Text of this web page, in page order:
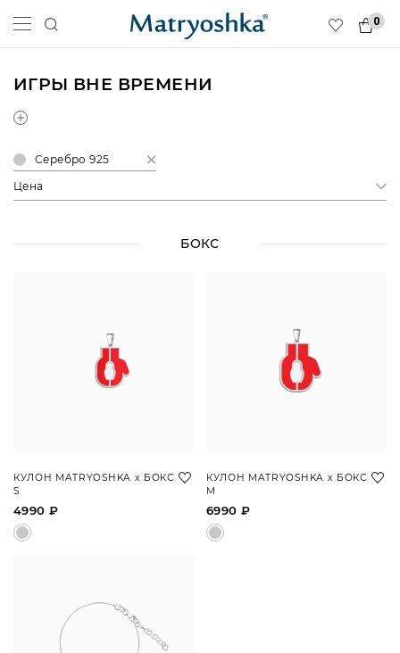
0
ИГРЫ ВНЕ ВРЕМЕНИ
Серебро 925
Цена
БОКС
КУЛОН MATRYOSHKA х БОКС
S
4990 ₽
КУЛОН MATRYOSHKA х БОКС
M
6990 ₽